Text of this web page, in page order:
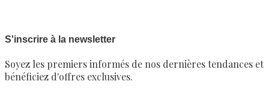
S'inscrire à la newsletter
Soyez les premiers informés de nos dernières tendances et
bénéficiez d'offres exclusives.